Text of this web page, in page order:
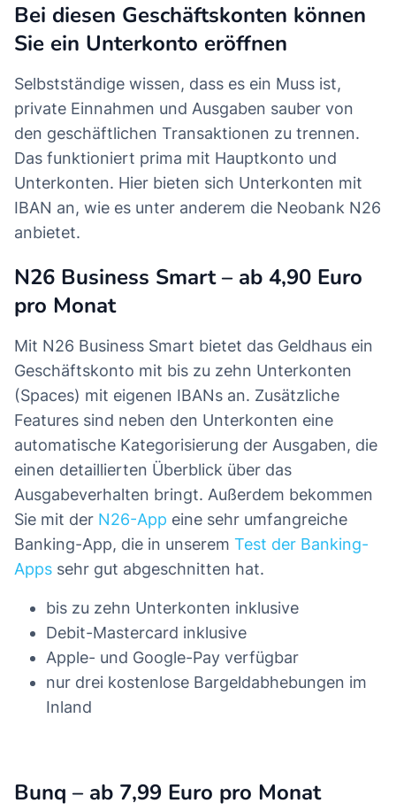
Bei diesen Geschäftskonten können
Sie ein Unterkonto eröffnen
Selbstständige wissen, dass es ein Muss ist,
private Einnahmen und Ausgaben sauber von
den geschäftlichen Transaktionen zu trennen.
Das funktioniert prima mit Hauptkonto und
Unterkonten. Hier bieten sich Unterkonten mit
IBAN an, wie es unter anderem die Neobank N26
anbietet.
N26 Business Smart – ab 4,90 Euro
pro Monat
Mit N26 Business Smart bietet das Geldhaus ein
Geschäftskonto mit bis zu zehn Unterkonten
(Spaces) mit eigenen IBANs an. Zusätzliche
Features sind neben den Unterkonten eine
automatische Kategorisierung der Ausgaben, die
einen detaillierten Überblick über das
Ausgabeverhalten bringt. Außerdem bekommen
Sie mit der N26-App eine sehr umfangreiche
Banking-App, die in unserem Test der Banking-
Apps sehr gut abgeschnitten hat.
bis zu zehn Unterkonten inklusive
Debit-Mastercard inklusive
Apple- und Google-Pay verfügbar
nur drei kostenlose Bargeldabhebungen im
Inland
Bunq – ab 7,99 Euro pro Monat